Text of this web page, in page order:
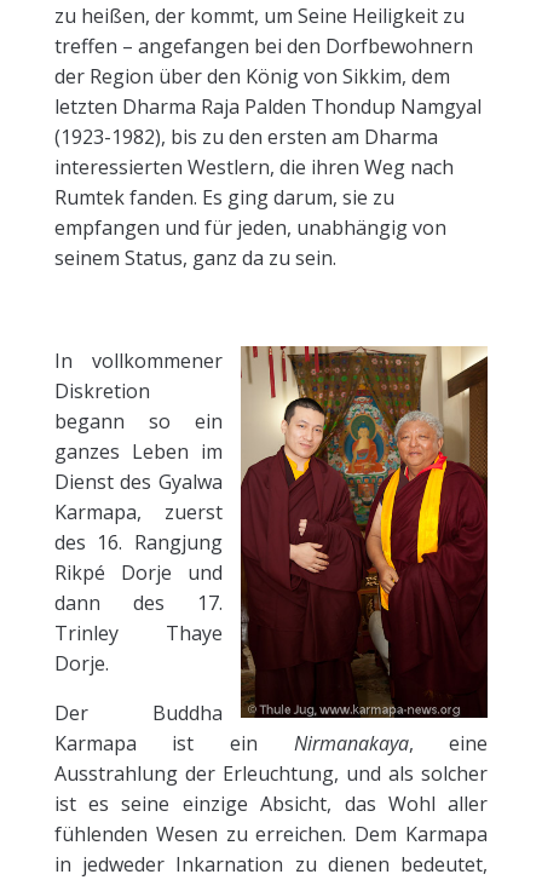
zu heißen, der kommt, um Seine Heiligkeit zu
treffen – angefangen bei den Dorfbewohnern
der Region über den König von Sikkim, dem
letzten Dharma Raja Palden Thondup Namgyal
(1923-1982), bis zu den ersten am Dharma
interessierten Westlern, die ihren Weg nach
Rumtek fanden. Es ging darum, sie zu
empfangen und für jeden, unabhängig von
seinem Status, ganz da zu sein.
In vollkommener
Diskretion
begann so ein
ganzes Leben im
Dienst des Gyalwa
Karmapa, zuerst
des 16. Rangjung
Rikpé Dorje und
dann des 17.
Trinley Thaye
Dorje.
Der Buddha
Karmapa ist ein Nirmanakaya, eine
Ausstrahlung der Erleuchtung, und als solcher
ist es seine einzige Absicht, das Wohl aller
fühlenden Wesen zu erreichen. Dem Karmapa
in jedweder Inkarnation zu dienen bedeutet,